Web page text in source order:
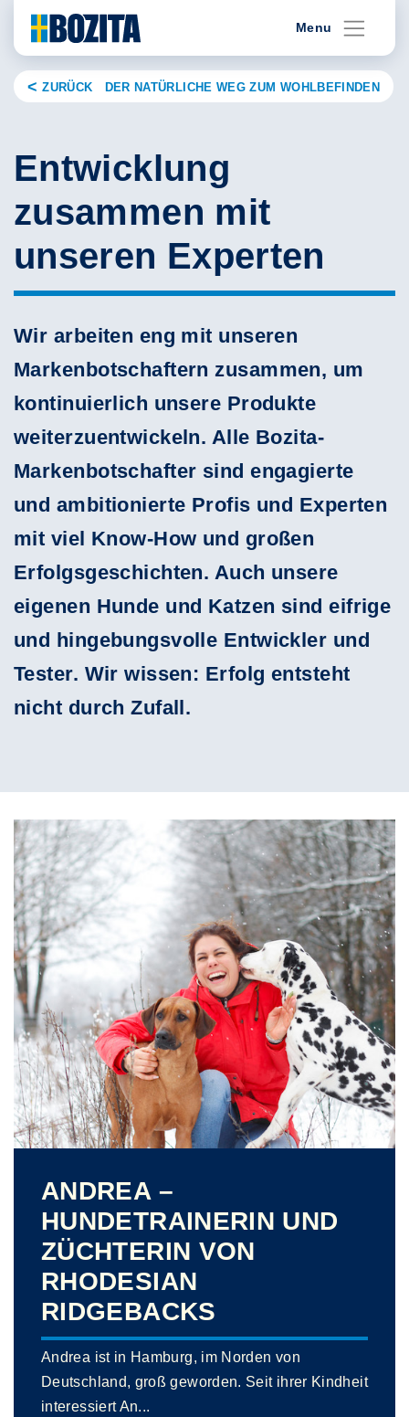
content
Menu
ZURÜCK DER NATÜRLICHE WEG ZUM WOHLBEFINDEN
Entwicklung
zusammen mit
unseren Experten
Wir arbeiten eng mit unseren
Markenbotschaftern zusammen, um
kontinuierlich unsere Produkte
weiterzuentwickeln. Alle Bozita-
Markenbotschafter sind engagierte
und ambitionierte Profis und Experten
mit viel Know-How und großen
Erfolgsgeschichten. Auch unsere
eigenen Hunde und Katzen sind eifrige
und hingebungsvolle Entwickler und
Tester. Wir wissen: Erfolg entsteht
nicht durch Zufall.
ANDREA –
HUNDETRAINERIN UND
ZÜCHTERIN VON
RHODESIAN
RIDGEBACKS
Andrea ist in Hamburg, im Norden von
Deutschland, groß geworden. Seit ihrer Kindheit
interessiert An...